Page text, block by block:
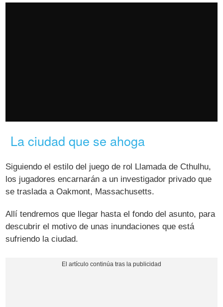
La ciudad que se ahoga
Siguiendo el estilo del juego de rol Llamada de Cthulhu,
los jugadores encarnarán a un investigador privado que
se traslada a Oakmont, Massachusetts.
Allí tendremos que llegar hasta el fondo del asunto, para
descubrir el motivo de unas inundaciones que está
sufriendo la ciudad.